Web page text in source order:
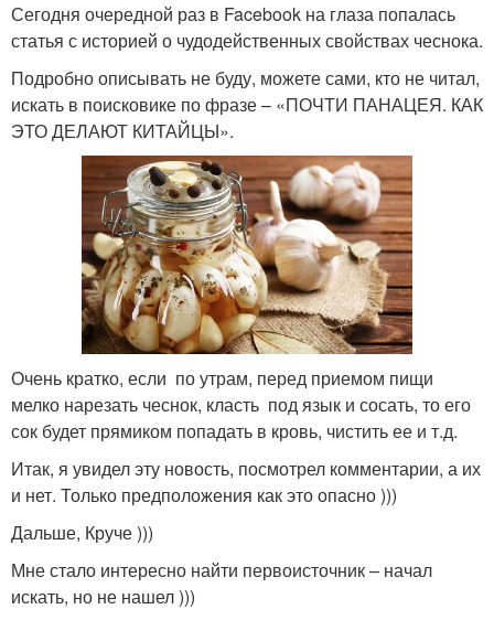
Сегодня очередной раз в Facebook на глаза попалась
статья с историей о чудодейственных свойствах чеснока.
Подробно описывать не буду, можете сами, кто не читал,
искать в поисковике по фразе – «ПОЧТИ ПАНАЦЕЯ. КАК
ЭТО ДЕЛАЮТ КИТАЙЦЫ».
Очень кратко, если по утрам, перед приемом пищи
мелко нарезать чеснок, класть под язык и сосать, то его
сок будет прямиком попадать в кровь, чистить ее и т.д.
Итак, я увидел эту новость, посмотрел комментарии, а их
и нет. Только предположения как это опасно )))
Дальше, Круче )))
Мне стало интересно найти первоисточник – начал
искать, но не нашел )))